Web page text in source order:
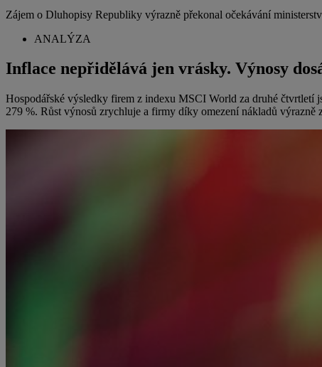
Zájem o Dluhopisy Republiky výrazně překonal očekávání
ANALÝZA
Inflace nepřidělává jen vrásky. Výnosy
Hospodářské výsledky firem z indexu MSCI World za druhé čtvrtletí
279 %. Růst výnosů zrychluje a firmy díky omezení nákladů